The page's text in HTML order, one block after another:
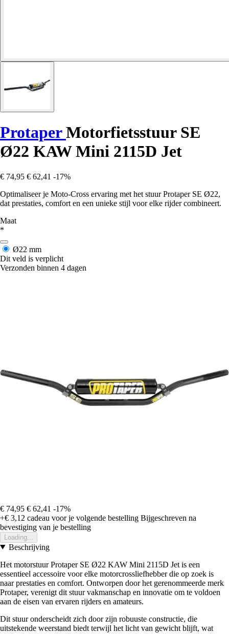
ProtaperMotorfietsstuur SE
Ø22 KAW Mini 2115D Jet
€ 74,95 € 62,41 -17%
Optimaliseer je Moto-Cross ervaring met het stuur Protaper SE Ø22,
dat prestaties, comfort en een unieke stijl voor elke rijder combineert.
Maat
*
Ø22 mm
Dit veld is verplicht
Verzonden binnen 4 dagen
€ 74,95 € 62,41 -17%
+€ 3,12 cadeau voor je volgende bestelling Bijgeschreven na
bevestiging van je bestelling
Loading...
Beschrijving
Het motorstuur Protaper SE Ø22 KAW Mini 2115D Jet is een
essentieel accessoire voor elke motorcrossliefhebber die op zoek is
naar prestaties en comfort. Ontworpen door het gerenommeerde merk
Protaper, verenigt dit stuur vakmanschap en innovatie om te voldoen
aan de eisen van ervaren rijders en amateurs.
Dit stuur onderscheidt zich door zijn robuuste constructie, die
uitstekende weerstand biedt terwijl het licht van gewicht blijft, wat